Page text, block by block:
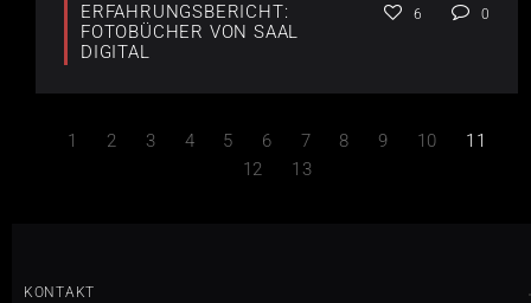
ERFAHRUNGSBERICHT:
FOTOBÜCHER VON SAAL
DIGITAL
6 0
1 2 3 4 5 6 7 8 9 10
11
12
13
KONTAKT